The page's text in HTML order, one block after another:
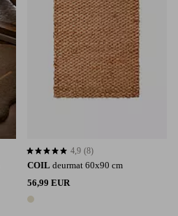
COIL deurmat 60x90 cm
56,99 EUR
1 kleur
4,9 op basis van 8 beoordelingen
4,9 (8)